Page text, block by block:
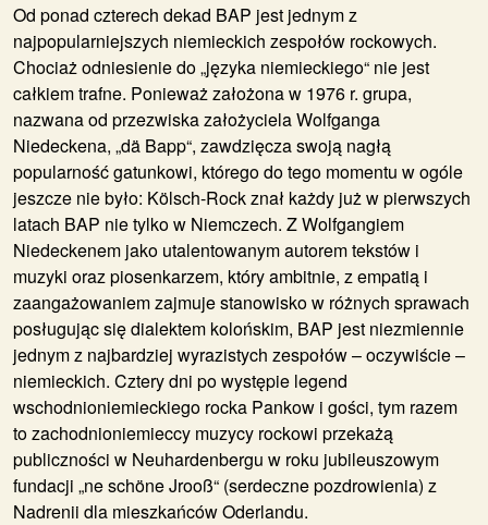
Od ponad czterech dekad BAP jest jednym z
najpopularniejszych niemieckich zespołów rockowych.
Chociaż odniesienie do „języka niemieckiego“ nie jest
całkiem trafne. Ponieważ założona w 1976 r. grupa,
nazwana od przezwiska założyciela Wolfganga
Niedeckena, „dä Bapp“, zawdzięcza swoją nagłą
popularność gatunkowi, którego do tego momentu w ogóle
jeszcze nie było: Kölsch-Rock znał każdy już w pierwszych
latach BAP nie tylko w Niemczech. Z Wolfgangiem
Niedeckenem jako utalentowanym autorem tekstów i
muzyki oraz piosenkarzem, który ambitnie, z empatią i
zaangażowaniem zajmuje stanowisko w różnych sprawach
posługując się dialektem kolońskim, BAP jest niezmiennie
jednym z najbardziej wyrazistych zespołów – oczywiście –
niemieckich. Cztery dni po występie legend
wschodnioniemieckiego rocka Pankow i gości, tym razem
to zachodnioniemieccy muzycy rockowi przekażą
publiczności w Neuhardenbergu w roku jubileuszowym
fundacji „ne schöne Jrooß“ (serdeczne pozdrowienia) z
Nadrenii dla mieszkańców Oderlandu.